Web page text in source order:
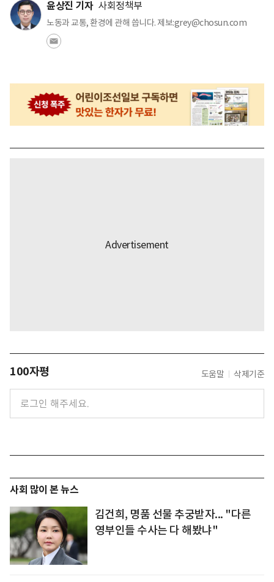
윤상진 기자 사회정책부
노동과 교통, 환경에 관해 씁니다. 제보:grey@chosun.com
100자평 도움말 삭제기준
사회 많이 본 뉴스
김건희, 명품 선물 추궁받자... "다른
영부인들 수사는 다 해봤냐"